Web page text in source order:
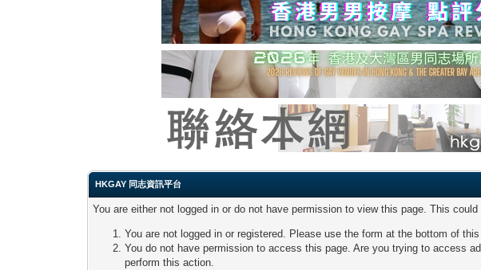
HKGAY 同志資訊平台
You are either not logged in or do not have permission to view this page. This
You are not logged in or registered. Please use the form at the bottom of this
You do not have permission to access this page. Are you trying to access
perform this action.